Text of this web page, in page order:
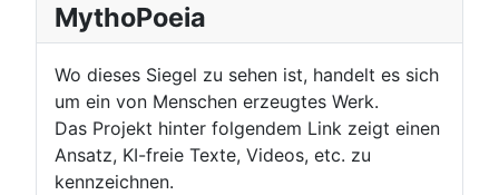
MythoPoeia
Wo dieses Siegel zu sehen ist, handelt es sich
um ein von Menschen erzeugtes Werk.
Das Projekt hinter folgendem Link zeigt einen
Ansatz, KI-freie Texte, Videos, etc. zu
kennzeichnen.